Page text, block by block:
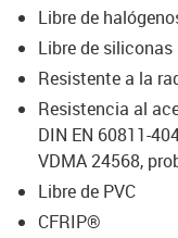
Libre de
Libre de siliconas
Resistente a la
Resistencia al
DIN EN 60811-
VDMA 24568,
Libre de PVC
CFRIP®